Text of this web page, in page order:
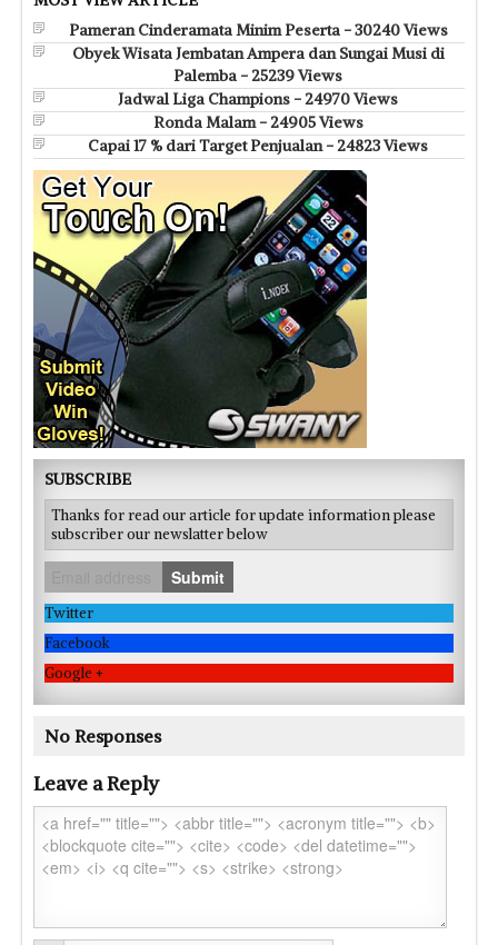
Pameran Cinderamata Minim Peserta - 30240 Views
Obyek Wisata Jembatan Ampera dan Sungai Musi di
Palemba - 25239 Views
Jadwal Liga Champions - 24970 Views
Ronda Malam - 24905 Views
Capai 17 % dari Target Penjualan - 24823 Views
SUBSCRIBE
Thanks for read our article for update information please
subscriber our newslatter below
Submit
Twitter
Facebook
Google +
No Responses
Leave a Reply